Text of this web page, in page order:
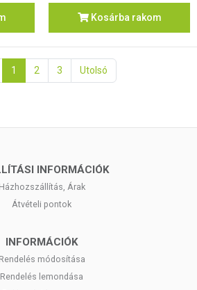
Kosárba rakom
1 2 3 Utolsó
INFORMÁCIÓK
Házhozszállítás, Árak
Átvételi pontok
INFORMÁCIÓK
Rendelés módosítása
Rendelés lemondása